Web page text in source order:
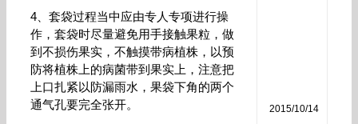
4、套袋过程当中应由专人专项进行操
作，套袋时尽量避免用手接触果粒，做
到不损伤果实，不触摸带病植株，以预
防将植株上的病菌带到果实上，注意把
上口扎紧以防漏雨水，果袋下角的两个
通气孔要完全张开。
2015/10/14